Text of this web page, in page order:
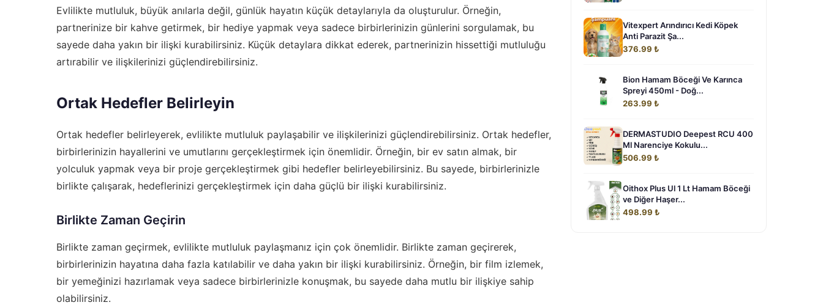
Evlilikte mutluluk, büyük anılarla değil, günlük hayatın küçük detaylarıyla da oluşturulur. Örneğin,
partnerinize bir kahve getirmek, bir hediye yapmak veya sadece birbirlerinizin günlerini sorgulamak, bu
sayede daha yakın bir ilişki kurabilirsiniz. Küçük detaylara dikkat ederek, partnerinizin hissettiği mutluluğu
artırabilir ve ilişkilerinizi güçlendirebilirsiniz.
Ortak Hedefler Belirleyin
Ortak hedefler belirleyerek, evlilikte mutluluk paylaşabilir ve ilişkilerinizi güçlendirebilirsiniz. Ortak hedefler,
birbirlerinizin hayallerini ve umutlarını gerçekleştirmek için önemlidir. Örneğin, bir ev satın almak, bir
yolculuk yapmak veya bir proje gerçekleştirmek gibi hedefler belirleyebilirsiniz. Bu sayede, birbirlerinizle
birlikte çalışarak, hedeflerinizi gerçekleştirmek için daha güçlü bir ilişki kurabilirsiniz.
Birlikte Zaman Geçirin
Birlikte zaman geçirmek, evlilikte mutluluk paylaşmanız için çok önemlidir. Birlikte zaman geçirerek,
birbirlerinizin hayatına daha fazla katılabilir ve daha yakın bir ilişki kurabilirsiniz. Örneğin, bir film izlemek,
bir yemeğinizi hazırlamak veya sadece birbirlerinizle konuşmak, bu sayede daha mutlu bir ilişkiye sahip
olabilirsiniz.
Vitexpert Arındırıcı Kedi Köpek
Anti Parazit Şa...
376.99 ₺
Bion Hamam Böceği Ve Karınca
Spreyi 450ml - Doğ...
263.99 ₺
DERMASTUDIO Deepest RCU 400
Ml Narenciye Kokulu...
506.99 ₺
Oithox Plus Ul 1 Lt Hamam Böceği
ve Diğer Haşer...
498.99 ₺